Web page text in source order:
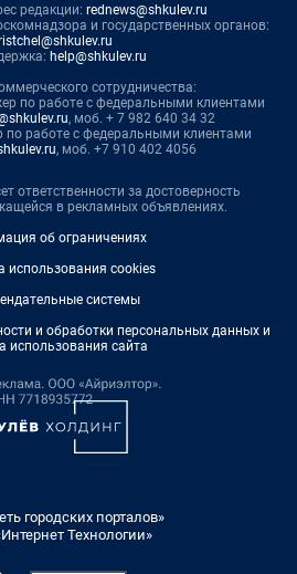
редакции: rednews@shkulev.ru
и государственных органов:
help@shkulev.ru
сотрудничества:
по работе с федеральными клиентами
, моб. + 7 982 640 34 32
по работе с федеральными клиентами
, моб. +7 910 402 4056
ответственности за достоверность
в рекламных объявлениях.
об ограничениях
использования cookies
системы
и обработки персональных данных и
использования сайта
городских порталов»
Технологии»